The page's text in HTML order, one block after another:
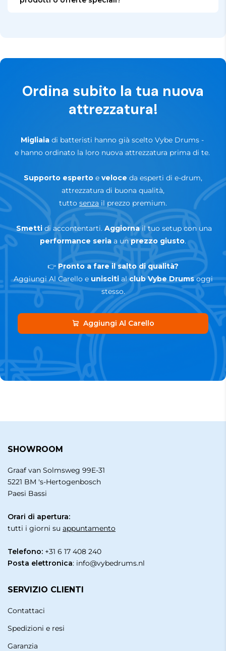
✅Garanzia fino a 3 anni — a seconda di marchio e
Prova di 30 giorni — reso senza rischi
Ordina subito la tua nuova
attrezzatura!
Migliaiadi batteristi hanno già scelto Vybe Drums -
e hanno ordinato la loro nuova attrezzatura prima di te.
Supporto esperto e veloce da esperti di e-drum,
attrezzatura di buona qualità,
tutto senza il prezzo premium.
Smetti di accontentarti. Aggiornail tuo setup con una
performance seria a unprezzo giusto.
👉 Pronto a fare il salto di qualità?
Aggiungi Al Carello e uniscitialclub Vybe Drumsoggi
stesso.
Aggiungi Al Carello
SHOWROOM
Graaf van Solmsweg 99E-31
5221 BM 's-Hertogenbosch
Paesi Bassi
Orari di apertura:
tutti i giorni su appuntamento
Telefono: +31 6 17 408 240
Posta elettronica: info@vybedrums.nl
SERVIZIO CLIENTI
Contattaci
Spedizioni e resi
Garanzia